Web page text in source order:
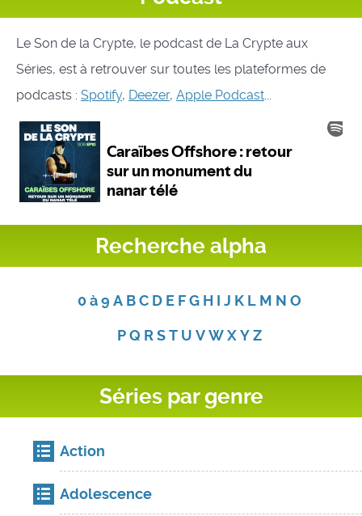
Le Son de la Crypte, le podcast de La Crypte aux
Séries, est à retrouver sur toutes les plateformes de
podcasts : Spotify, Deezer, Apple Podcast...
Recherche alpha
0 à 9 A B C D E F G H I J K L M N O
P Q R S T U V W X Y Z
Séries par genre
Action
Adolescence